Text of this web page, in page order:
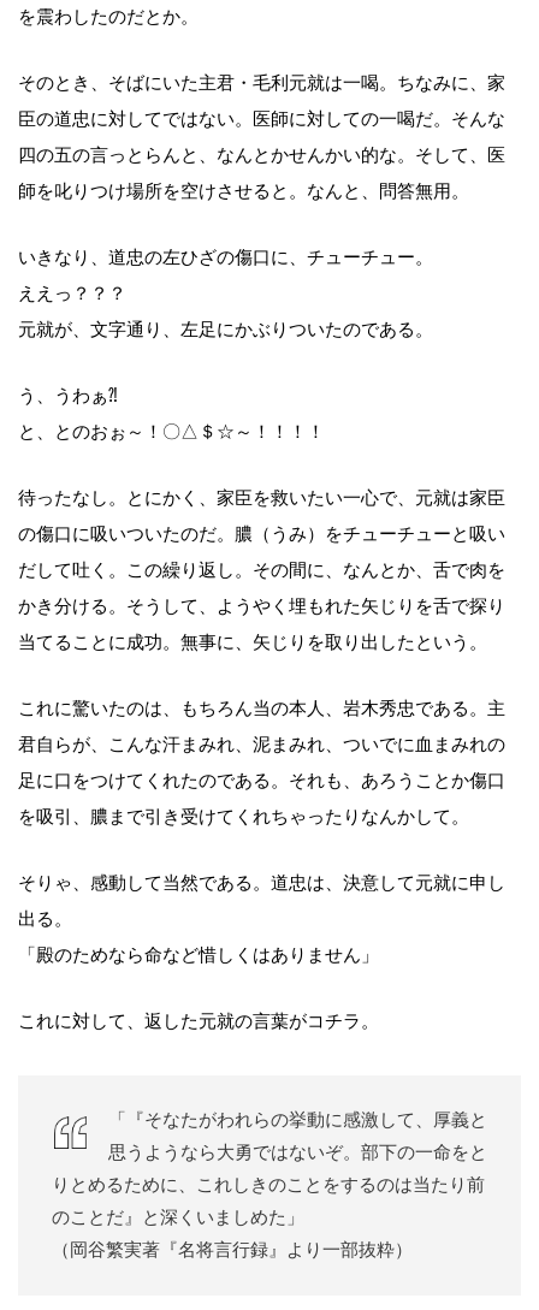
を震わしたのだとか。
そのとき、そばにいた主君・毛利元就は一喝。ちなみに、家
臣の道忠に対してではない。医師に対しての一喝だ。そんな
四の五の言っとらんと、なんとかせんかい的な。そして、医
師を叱りつけ場所を空けさせると。なんと、問答無用。
いきなり、道忠の左ひざの傷口に、チューチュー。
ええっ？？？
元就が、文字通り、左足にかぶりついたのである。
う、うわぁ⁈
と、とのおぉ～！〇△＄☆～！！！！
待ったなし。とにかく、家臣を救いたい一心で、元就は家臣
の傷口に吸いついたのだ。膿（うみ）をチューチューと吸い
だして吐く。この繰り返し。その間に、なんとか、舌で肉を
かき分ける。そうして、ようやく埋もれた矢じりを舌で探り
当てることに成功。無事に、矢じりを取り出したという。
これに驚いたのは、もちろん当の本人、岩木秀忠である。主
君自らが、こんな汗まみれ、泥まみれ、ついでに血まみれの
足に口をつけてくれたのである。それも、あろうことか傷口
を吸引、膿まで引き受けてくれちゃったりなんかして。
そりゃ、感動して当然である。道忠は、決意して元就に申し
出る。
「殿のためなら命など惜しくはありません」
これに対して、返した元就の言葉がコチラ。
「『そなたがわれらの挙動に感激して、厚義と
思うようなら大勇ではないぞ。部下の一命をと
りとめるために、これしきのことをするのは当たり前
のことだ』と深くいましめた」
（岡谷繁実著『名将言行録』より一部抜粋）